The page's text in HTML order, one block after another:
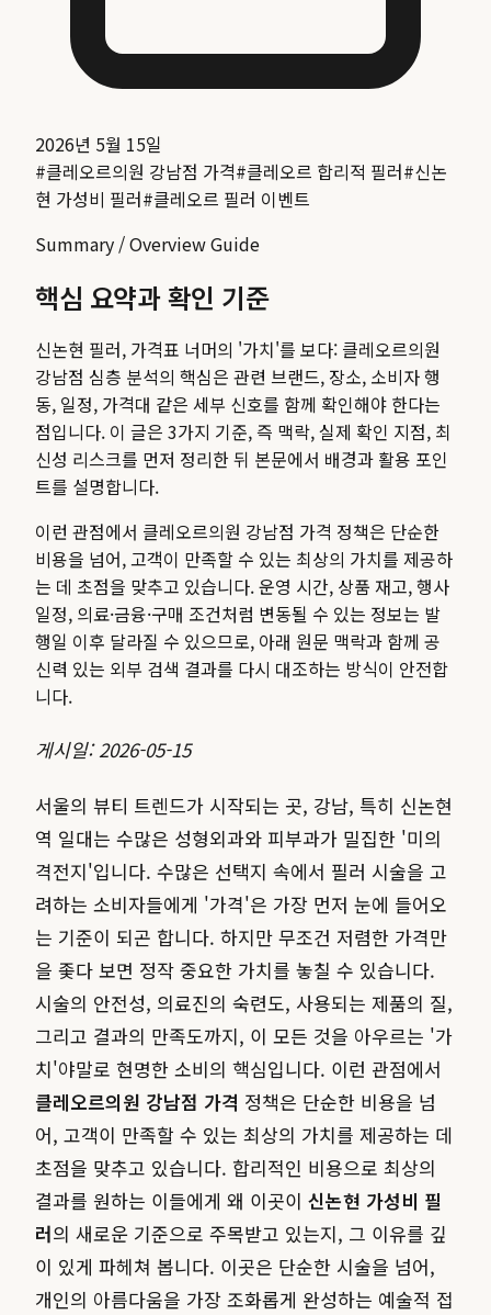
2026년 5월 15일
#클레오르의원 강남점 가격#클레오르 합리적 필러#신논
현 가성비 필러#클레오르 필러 이벤트
Summary / Overview Guide
핵심 요약과 확인 기준
신논현 필러, 가격표 너머의 '가치'를 보다: 클레오르의원
강남점 심층 분석의 핵심은 관련 브랜드, 장소, 소비자 행
동, 일정, 가격대 같은 세부 신호를 함께 확인해야 한다는
점입니다. 이 글은 3가지 기준, 즉 맥락, 실제 확인 지점, 최
신성 리스크를 먼저 정리한 뒤 본문에서 배경과 활용 포인
트를 설명합니다.
이런 관점에서 클레오르의원 강남점 가격 정책은 단순한
비용을 넘어, 고객이 만족할 수 있는 최상의 가치를 제공하
는 데 초점을 맞추고 있습니다.운영 시간, 상품 재고, 행사
일정, 의료·금융·구매 조건처럼 변동될 수 있는 정보는 발
행일 이후 달라질 수 있으므로, 아래 원문 맥락과 함께 공
신력 있는 외부 검색 결과를 다시 대조하는 방식이 안전합
니다.
게시일: 2026-05-15
서울의 뷰티 트렌드가 시작되는 곳, 강남, 특히 신논현
역 일대는 수많은 성형외과와 피부과가 밀집한 '미의
격전지'입니다. 수많은 선택지 속에서 필러 시술을 고
려하는 소비자들에게 '가격'은 가장 먼저 눈에 들어오
는 기준이 되곤 합니다. 하지만 무조건 저렴한 가격만
을 좇다 보면 정작 중요한 가치를 놓칠 수 있습니다.
시술의 안전성, 의료진의 숙련도, 사용되는 제품의 질,
그리고 결과의 만족도까지, 이 모든 것을 아우르는 '가
치'야말로 현명한 소비의 핵심입니다. 이런 관점에서
클레오르의원 강남점 가격 정책은 단순한 비용을 넘
어, 고객이 만족할 수 있는 최상의 가치를 제공하는 데
초점을 맞추고 있습니다. 합리적인 비용으로 최상의
결과를 원하는 이들에게 왜 이곳이 신논현 가성비 필
러의 새로운 기준으로 주목받고 있는지, 그 이유를 깊
이 있게 파헤쳐 봅니다. 이곳은 단순한 시술을 넘어,
개인의 아름다움을 가장 조화롭게 완성하는 예술적 접